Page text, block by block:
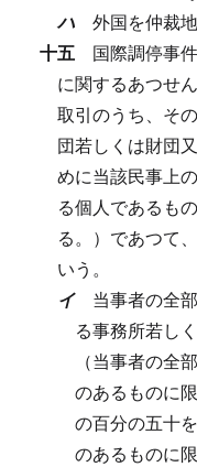
ハ 外国を仲裁
十五 国際調停事件
に関するあつせ
取引のうち、そ
団若しくは財団
めに当該民事上
る個人であるも
る。）であつて
いう。
イ 当事者の全
る事務所若し
（当事者の全
のあるものに
の百分の五十
のあるものに